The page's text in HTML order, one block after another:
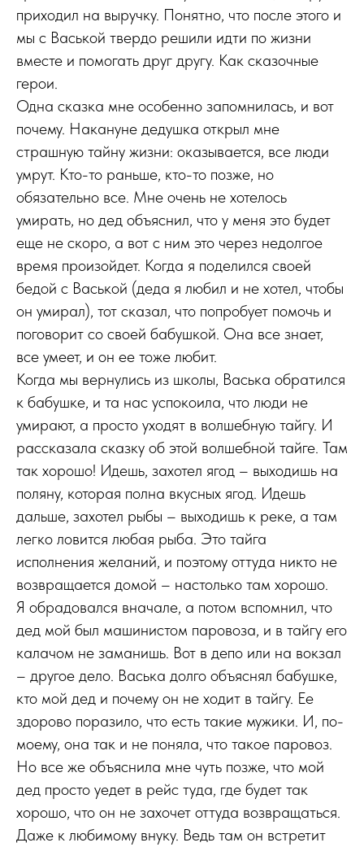
приходил на выручку. Понятно, что после этого и
мы с Васькой твердо решили идти по жизни
вместе и помогать друг другу. Как сказочные
герои.
Одна сказка мне особенно запомнилась, и вот
почему. Накануне дедушка открыл мне
страшную тайну жизни: оказывается, все люди
умрут. Кто-то раньше, кто-то позже, но
обязательно все. Мне очень не хотелось
умирать, но дед объяснил, что у меня это будет
еще не скоро, а вот с ним это через недолгое
время произойдет. Когда я поделился своей
бедой с Васькой (деда я любил и не хотел, чтобы
он умирал), тот сказал, что попробует помочь и
поговорит со своей бабушкой. Она все знает,
все умеет, и он ее тоже любит.
Когда мы вернулись из школы, Васька обратился
к бабушке, и та нас успокоила, что люди не
умирают, а просто уходят в волшебную тайгу. И
рассказала сказку об этой волшебной тайге. Там
так хорошо! Идешь, захотел ягод – выходишь на
поляну, которая полна вкусных ягод. Идешь
дальше, захотел рыбы – выходишь к реке, а там
легко ловится любая рыба. Это тайга
исполнения желаний, и поэтому оттуда никто не
возвращается домой – настолько там хорошо.
Я обрадовался вначале, а потом вспомнил, что
дед мой был машинистом паровоза, и в тайгу его
калачом не заманишь. Вот в депо или на вокзал
– другое дело. Васька долго объяснял бабушке,
кто мой дед и почему он не ходит в тайгу. Ее
здорово поразило, что есть такие мужики. И, по-
моему, она так и не поняла, что такое паровоз.
Но все же объяснила мне чуть позже, что мой
дед просто уедет в рейс туда, где будет так
хорошо, что он не захочет оттуда возвращаться.
Даже к любимому внуку. Ведь там он встретит